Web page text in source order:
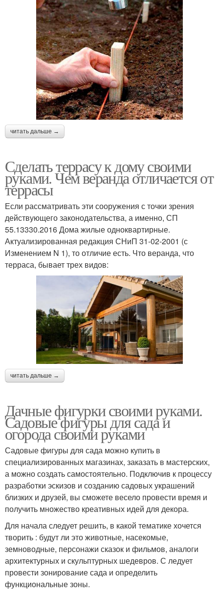
читать дальше →
Сделать террасу к дому своими
руками. Чем веранда отличается от
террасы
Если рассматривать эти сооружения с точки зрения
действующего законодательства, а именно, СП
55.13330.2016 Дома жилые одноквартирные.
Актуализированная редакция СНиП 31-02-2001 (с
Изменением N 1), то отличие есть. Что веранда, что
терраса, бывает трех видов:
читать дальше →
Дачные фигурки своими руками.
Садовые фигуры для сада и
огорода своими руками
Садовые фигуры для сада можно купить в
специализированных магазинах, заказать в мастерских,
а можно создать самостоятельно. Подключив к процессу
разработки эскизов и созданию садовых украшений
близких и друзей, вы сможете весело провести время и
получить множество креативных идей для декора.
Для начала следует решить, в какой тематике хочется
творить : будут ли это животные, насекомые,
земноводные, персонажи сказок и фильмов, аналоги
архитектурных и скульптурных шедевров. С ледует
провести зонирование сада и определить
функциональные зоны.